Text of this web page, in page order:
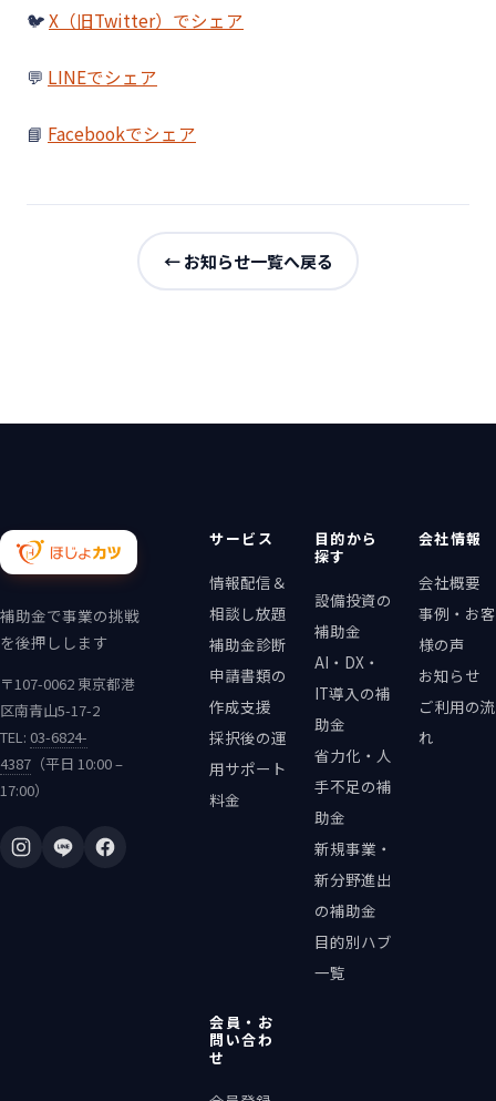
🐦X（旧Twitter）でシェア
💬 LINEでシェア
📘 Facebookでシェア
← お知らせ一覧へ戻る
補助金で事業の挑戦
を後押しします
〒107-0062 東京都港
区南青山5-17-2
TEL: 03-6824-
4387 （平日 10:00 –
17:00）
サービス
情報配信＆
相談し放題
補助金診断
申請書類の
作成支援
採択後の運
用サポート
料金
目的から
探す
設備投資の
補助金
AI・DX・
IT導入の補
助金
省力化・人
手不足の補
助金
新規事業・
新分野進出
の補助金
目的別ハブ
一覧
会社情報
会社概要
事例・お客
様の声
お知らせ
ご利用の流
れ
会員・お
問い合わ
せ